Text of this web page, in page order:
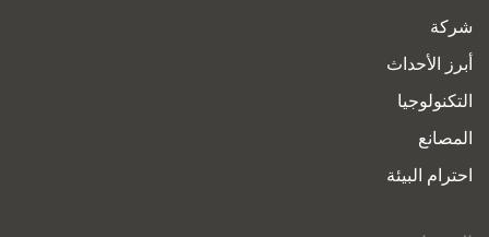
شركة
أبرز الأحداث
التكنولوجيا
المصانع
احترام البيئة